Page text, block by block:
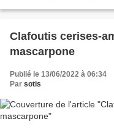
Clafoutis cerises-
mascarpone
Publié le 13/06/2022 à 06:34
Par sotis